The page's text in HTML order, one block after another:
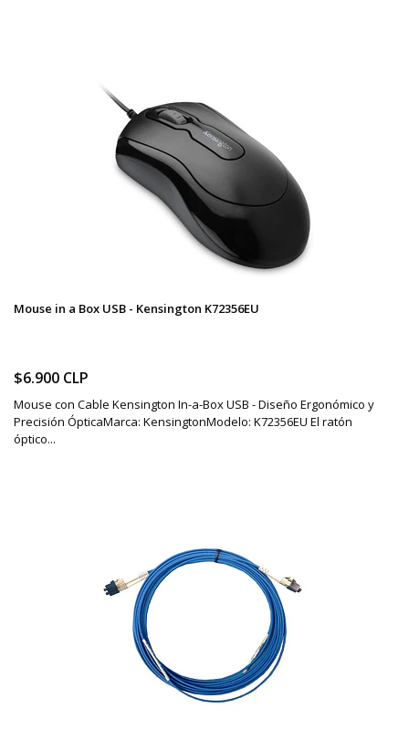
Mouse in a Box USB - Kensington K72356EU
$6.900 CLP
Mouse con Cable Kensington In-a-Box USB - Diseño Ergonómico y
Precisión ÓpticaMarca: KensingtonModelo: K72356EU El ratón
óptico...